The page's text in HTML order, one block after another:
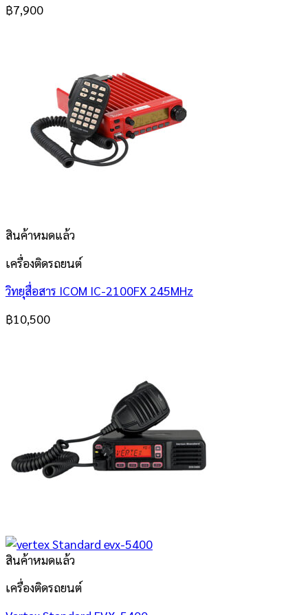
฿7,900
สินค้าหมดแล้ว
เครื่องติดรถยนต์
วิทยุสื่อสาร ICOM IC-2100FX 245MHz
฿10,500
สินค้าหมดแล้ว
เครื่องติดรถยนต์